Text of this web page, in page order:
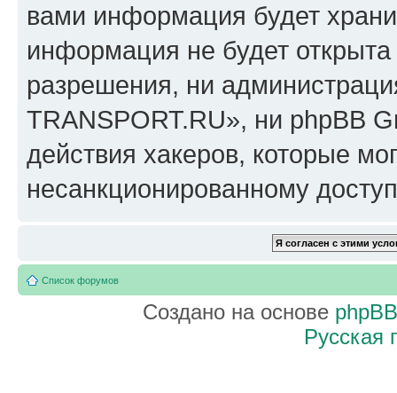
вами информация будет
информация не будет
разрешения, ни
TRANSPORT.RU», ни phpBB
действия хакеров, которые
несанкционированному
Список форумов
Создано на основе phpBB
Русская